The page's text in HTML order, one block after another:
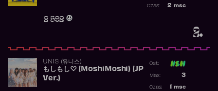
2.
2 592
2 msc
Czas:
UNIS (유니스)
もしもし♡ (MoshiMoshi) (JP
Ver.)
Ost:
3
Max:
msc
Czas: